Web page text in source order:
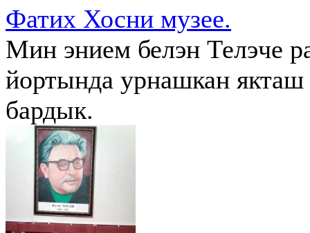
Фатих Хосни музее.
Мин энием белэн Телэче
йортында урнашкан
бардык.